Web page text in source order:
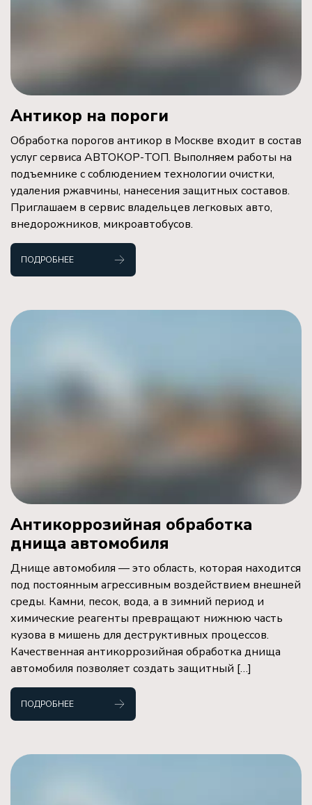
Антикор на пороги
Обработка порогов антикор в Москве входит в состав
услуг сервиса АВТОКОР-ТОП. Выполняем работы на
подъемнике с соблюдением технологии очистки,
удаления ржавчины, нанесения защитных составов.
Приглашаем в сервис владельцев легковых авто,
внедорожников, микроавтобусов.
ПОДРОБНЕЕ
Антикоррозийная обработка
днища автомобиля
Днище автомобиля — это область, которая находится
под постоянным агрессивным воздействием внешней
среды. Камни, песок, вода, а в зимний период и
химические реагенты превращают нижнюю часть
кузова в мишень для деструктивных процессов.
Качественная антикоррозийная обработка днища
автомобиля позволяет создать защитный […]
ПОДРОБНЕЕ